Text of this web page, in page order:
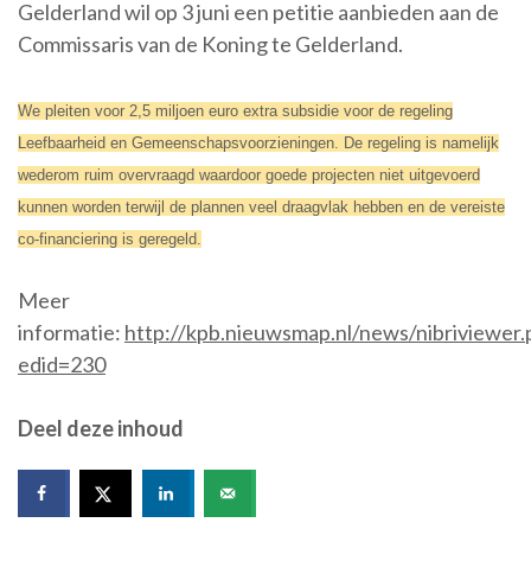
Gelderland wil op 3 juni een petitie aanbieden aan de
Commissaris van de Koning te Gelderland.
We pleiten voor 2,5 miljoen euro extra subsidie voor de regeling
Leefbaarheid en Gemeenschapsvoorzieningen. De regeling is namelijk
wederom ruim overvraagd waardoor goede projecten niet uitgevoerd
kunnen worden terwijl de plannen veel draagvlak hebben en de vereiste
co-financiering is geregeld.
Meer
informatie: http://kpb.nieuwsmap.nl/news/
edid=230
Deel deze inhoud